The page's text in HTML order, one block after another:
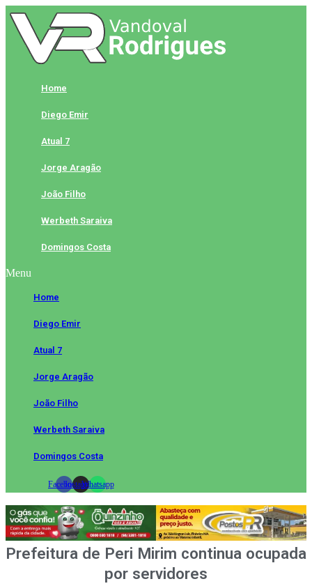
Skip
to
content
Home
Diego Emir
Atual 7
Jorge Aragão
João Filho
Werbeth Saraiva
Domingos Costa
Menu
Home
Diego Emir
Atual 7
Jorge Aragão
João Filho
Werbeth Saraiva
Domingos Costa
FacebookInstagramWhatsapp
Prefeitura de Peri Mirim continua ocupada
por servidores